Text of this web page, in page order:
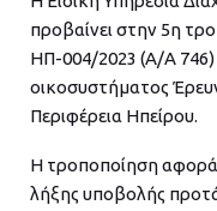
προβαίνει στην 5η
ΗΠ-004/2023 (Α/Α 746)
οικοσυστήματος
Περιφέρεια Ηπείρου.
Η τροποποίηση
λήξης υποβολής